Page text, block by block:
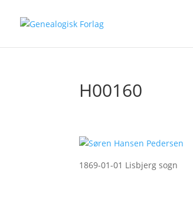
H00160
1869-01-01 Lisbjerg sogn